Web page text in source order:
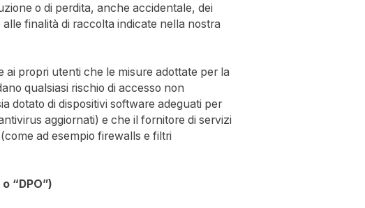
o di perdita, anche accidentale, dei
finalità di raccolta indicate nella nostra
propri utenti che le misure adottate per la
qualsiasi rischio di accesso non
dotato di dispositivi software adeguati per
aggiornati) e che il fornitore di servizi
ad esempio firewalls e filtri
o “DPO”)